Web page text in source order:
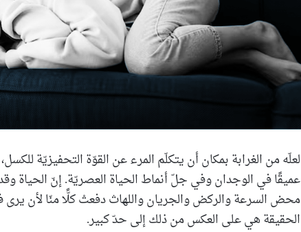
لعلّه من الغرابة بمكان أن يتكلّم المرء عن القوّة التحفيزيّة
عميقًا في الوجدان وفي جلّ أنماط الحياة العصريّة. إنّ الحياة
محض السرعة والركض والجريان واللهاث دفعتْ كلًّا منّا لأن يرى
الحقيقة هي على العكس من ذلك إلى حدّ كبير.